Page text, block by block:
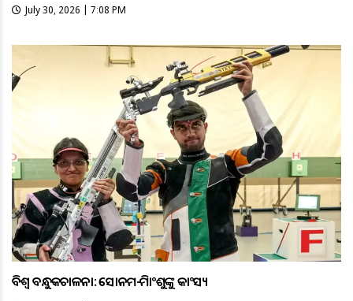
July 30, 2026 | 7:08 PM
ବିଶ୍ବ ବନ୍ଧୁକଚାଳନା: ସୋନମ-ହିମାଂଶୁଙ୍କୁ କାଂସ୍ୟ